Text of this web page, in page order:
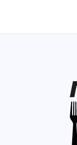
COMUNIDAD